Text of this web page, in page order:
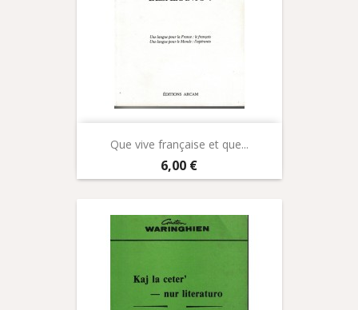
Que vive française et que...
Prix
6,00 €